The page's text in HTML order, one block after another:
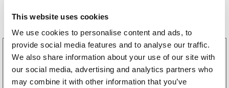
This website uses cookies
We use cookies to personalise content and ads, to
provide social media features and to analyse our traffic.
We also share information about your use of our site with
our social media, advertising and analytics partners who
may combine it with other information that you’ve
Bestselgere
3160052
LGF skilt Selvklebende
256kr (205kr eks. mva)